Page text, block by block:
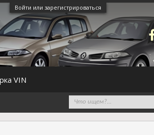
Войти или зарегистрироваться
VIN